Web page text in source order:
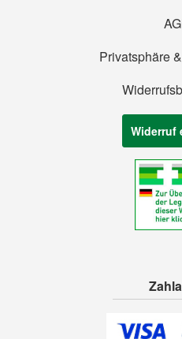
Privatsphäre
Widerruf